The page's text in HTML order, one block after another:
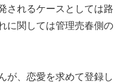
されるケースとしては路
に関しては管理売春側の
が、恋愛を求めて登録し